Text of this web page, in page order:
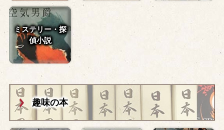
ミステリー・探
偵小説
趣味の本